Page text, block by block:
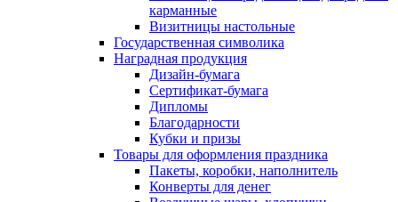
карманные
Визитницы настольные
Государственная символика
Наградная продукция
Дизайн-бумага
Сертификат-бумага
Дипломы
Благодарности
Кубки и призы
Товары для оформления праздника
Пакеты, коробки, наполнитель
Конверты для денег